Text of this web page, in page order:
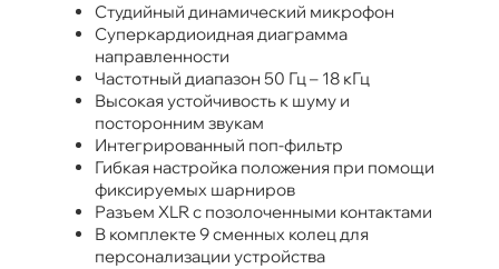
Студийный динамический микрофон
Суперкардиоидная диаграмма
направленности
Частотный диапазон 50 Гц – 18 кГц
Высокая устойчивость к шуму и
посторонним звукам
Интегрированный поп-фильтр
Гибкая настройка положения при помощи
фиксируемых шарниров
Разъем XLR с позолоченными контактами
В комплекте 9 сменных колец для
персонализации устройства